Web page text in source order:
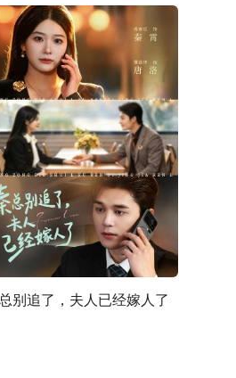
别追了，夫人已经嫁人了